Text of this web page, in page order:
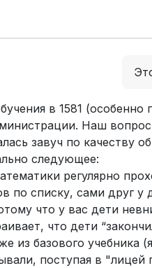
в 1581 (особенно
Наш
завуч по качеству
следующее:
регулярно
списку, сами друг у
что у вас дети
что дети
из базового учебника
поступая в